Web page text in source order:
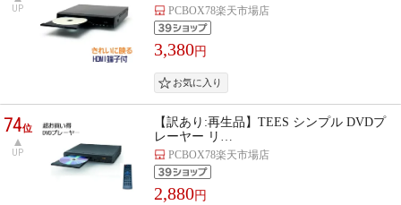
UP PCBOX78楽天市場店
3,380円
74位
UP
【訳あり:再生品】TEES シンプル DVDプ
レーヤー リ…
PCBOX78楽天市場店
2,880円